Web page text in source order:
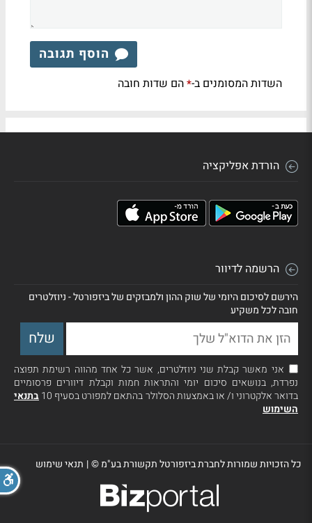
הוסף תגובה
השדות המסומנים ב-*הם שדות חובה
הורדת אפליקציה
הרשמה לדיוור
הירשם לסיכום היומי של שוק ההון ולמבזקים של ביזפורטל - ניוזלטרים
חובה לכל משקיע
אני מאשר קבלת שני ניוזלטרים, אשר כל אחד מהווה רשימת תפוצה
נפרדת, בנושאים סיכום יומי והתראות חמות וקבלת דיוורים פרסומיים
בדואר אלקטרוני ו/ או באמצעות הסלולר בהתאם למפורט בסעיף 10
בתנאי
השימוש
כל הזכויות שמורות לחברת ביזפורטל תקשורת בע"מ ©| תנאי שימוש